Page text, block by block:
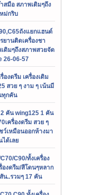
สมือ สภาพเดิมๆถึง
ม่กริบ
ถังแยกแฮนด์
ยานติดเครื่องชา
ดิมๆถึงสภาพสวยจัด
26-06-57
องดรีม เครื่องเดิม
สวย ๆ งาม ๆ เน้นมี
ทุกคัน
คัน wing125 1 คัน
เครื่องดรีม สวย ๆ
ว์เหมือนออกห้างมา
ได้เลย
C90/ทั้งเครื่อง
องดรีม/สีโดนๆหลาก
น..รวมๆ 17 คัน